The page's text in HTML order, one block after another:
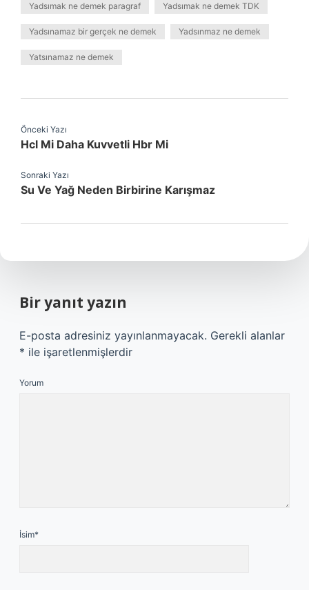
Yadsımak ne demek paragraf Yadsımak ne demek TDK
Yadsınamaz bir gerçek ne demek Yadsınmaz ne demek
Yatsınamaz ne demek
Önceki Yazı
Hcl Mi Daha Kuvvetli Hbr Mi
Sonraki Yazı
Su Ve Yağ Neden Birbirine Karışmaz
Bir yanıt yazın
E-posta adresiniz yayınlanmayacak. Gerekli alanlar
* ile işaretlenmişlerdir
Yorum
İsim*